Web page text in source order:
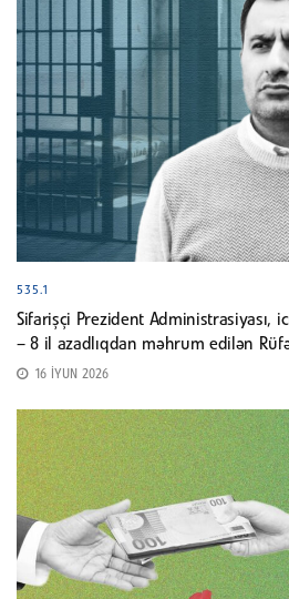
535.1
Sifarişçi Prezident Administrasiyası,
– 8 il azadlıqdan məhrum edilən
16 İYUN 2026